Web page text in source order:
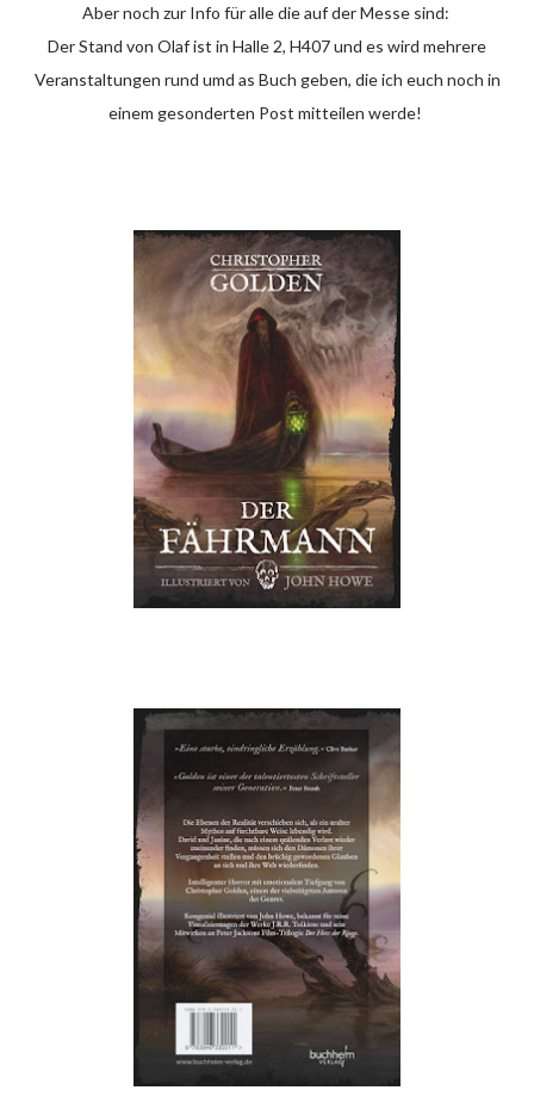
Aber noch zur Info für alle die auf der Messe sind:
Der Stand von Olaf ist in Halle 2, H407 und es wird mehrere
Veranstaltungen rund umd as Buch geben, die ich euch noch in
einem gesonderten Post mitteilen werde!